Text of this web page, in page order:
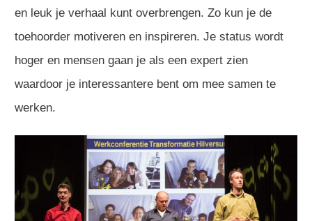
en leuk je verhaal kunt overbrengen. Zo kun je de
toehoorder motiveren en inspireren. Je status wordt
hoger en mensen gaan je als een expert zien
waardoor je interessantere bent om mee samen te
werken.